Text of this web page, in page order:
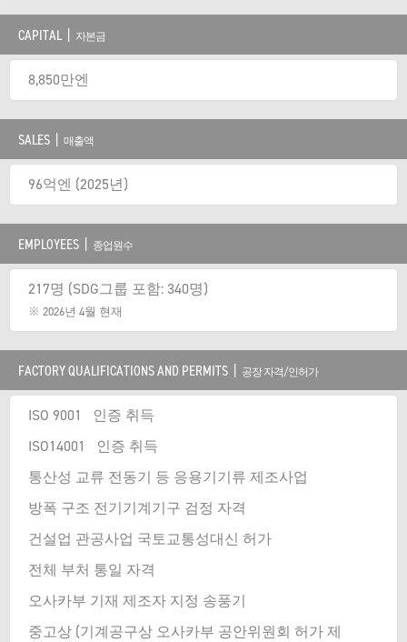
CAPITAL | 자본금
8,850만엔
SALES | 매출액
96억엔 (2025년)
EMPLOYEES | 종업원수
217명 (SDG그룹 포함: 340명)
※ 2026년 4월 현재
FACTORY QUALIFICATIONSAND PERMITS 공장 자격/인허가
ISO 9001 인증 취득
ISO14001 인증 취득
통산성 교류 전동기 등 응용기기류 제조사업
방폭 구조 전기기계기구 검정 자격
건설업 관공사업 국토교통성대신 허가
전체 부처 통일 자격
오사카부 기재 제조자 지정 송풍기
중고상 (기계공구상 오사카부 공안위원회 허가 제